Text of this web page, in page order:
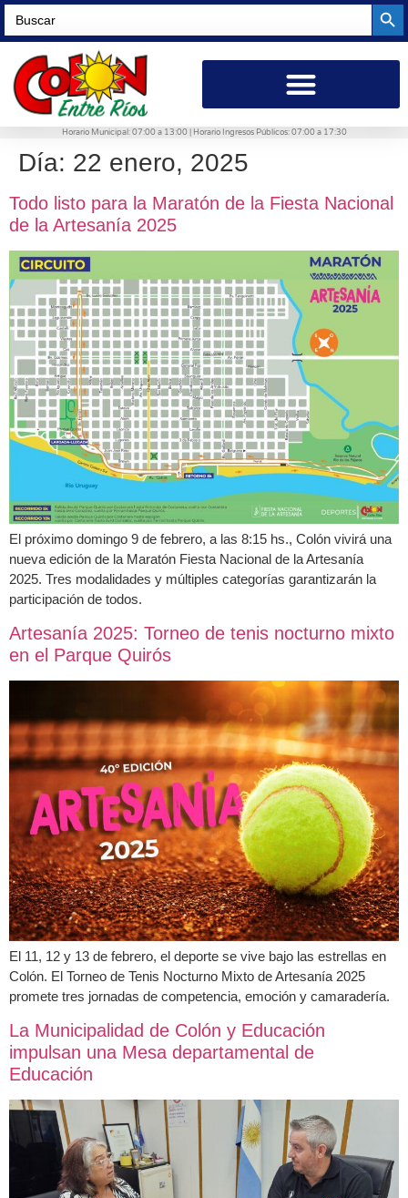
Search
for:
Horario Municipal: 07:00 a 13:00 | Horario Ingresos Públicos: 07:00 a 17:30
Día: 22 enero, 2025
Todo listo para la Maratón de la Fiesta Nacional
de la Artesanía 2025
El próximo domingo 9 de febrero, a las 8:15 hs., Colón vivirá una
nueva edición de la Maratón Fiesta Nacional de la Artesanía
2025. Tres modalidades y múltiples categorías garantizarán la
participación de todos.
Artesanía 2025: Torneo de tenis nocturno mixto
en el Parque Quirós
El 11, 12 y 13 de febrero, el deporte se vive bajo las estrellas en
Colón. El Torneo de Tenis Nocturno Mixto de Artesanía 2025
promete tres jornadas de competencia, emoción y camaradería.
La Municipalidad de Colón y Educación
impulsan una Mesa departamental de
Educación